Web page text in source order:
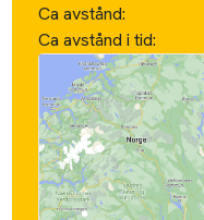
Ca avstånd:
Ca avstånd i tid: